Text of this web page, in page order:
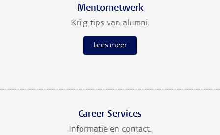
Mentornetwerk
Krijg tips van alumni.
Lees meer
Career Services
Informatie en contact.